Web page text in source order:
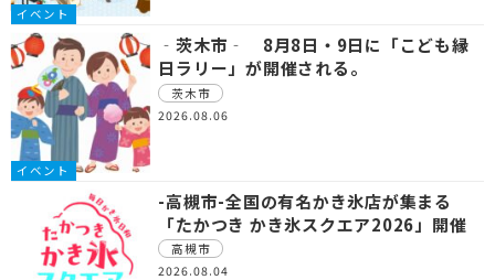
イベント
イベント
‐茨木市‐ 8月8日・9日に「こども縁
日ラリー」が開催される。
茨木市
2026.08.06
-高槻市-全国の有名かき氷店が集まる
「たかつき かき氷スクエア2026」開催
高槻市
2026.08.04